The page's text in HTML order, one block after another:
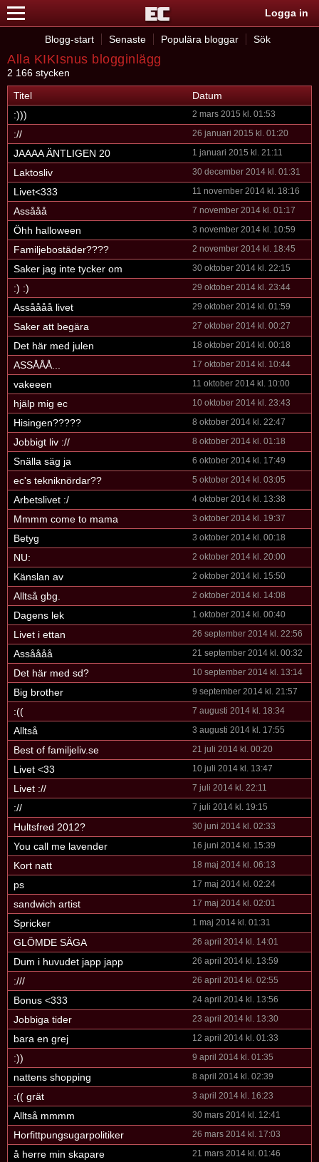
Logga in
Blogg-start Senaste Populära bloggar Sök
Alla KIKIsnus blogginlägg
2 166 stycken
Titel
Datum
:)))
2 mars 2015 kl. 01:53
:// 26 januari 2015 kl. 01:20
JAAAA ÄNTLIGEN 20 1 januari 2015 kl. 21:11
Laktosliv 30 december 2014 kl. 01:31
Livet<333 11 november 2014 kl. 18:16
Assååå 7 november 2014 kl. 01:17
Öhh halloween 3 november 2014 kl. 10:59
Familjebostäder???? 2 november 2014 kl. 18:45
Saker jag inte tycker om 30 oktober 2014 kl. 22:15
:) :) 29 oktober 2014 kl. 23:44
Assåååå livet 29 oktober 2014 kl. 01:59
Saker att begära 27 oktober 2014 kl. 00:27
Det här med julen 18 oktober 2014 kl. 00:18
ASSÅÅÅ... 17 oktober 2014 kl. 10:44
vakeeen 11 oktober 2014 kl. 10:00
hjälp mig ec 10 oktober 2014 kl. 23:43
Hisingen????? 8 oktober 2014 kl. 22:47
Jobbigt liv :// 8 oktober 2014 kl. 01:18
Snälla säg ja 6 oktober 2014 kl. 17:49
ec's tekniknördar?? 5 oktober 2014 kl. 03:05
Arbetslivet :/ 4 oktober 2014 kl. 13:38
Mmmm come to mama 3 oktober 2014 kl. 19:37
Betyg 3 oktober 2014 kl. 00:18
NU: 2 oktober 2014 kl. 20:00
Känslan av 2 oktober 2014 kl. 15:50
Alltså gbg. 2 oktober 2014 kl. 14:08
Dagens lek 1 oktober 2014 kl. 00:40
Livet i ettan 26 september 2014 kl. 22:56
Assåååå 21 september 2014 kl. 00:32
Det här med sd? 10 september 2014 kl. 13:14
Big brother 9 september 2014 kl. 21:57
:(( 7 augusti 2014 kl. 18:34
Alltså 3 augusti 2014 kl. 17:55
Best of familjeliv.se 21 juli 2014 kl. 00:20
Livet <33 10 juli 2014 kl. 13:47
Livet :// 7 juli 2014 kl. 22:11
:// 7 juli 2014 kl. 19:15
Hultsfred 2012? 30 juni 2014 kl. 02:33
You call me lavender 16 juni 2014 kl. 15:39
Kort natt 18 maj 2014 kl. 06:13
ps 17 maj 2014 kl. 02:24
sandwich artist 17 maj 2014 kl. 02:01
Spricker 1 maj 2014 kl. 01:31
GLÖMDE SÄGA 26 april 2014 kl. 14:01
Dum i huvudet japp japp 26 april 2014 kl. 13:59
:/// 26 april 2014 kl. 02:55
Bonus <333 24 april 2014 kl. 13:56
Jobbiga tider 23 april 2014 kl. 13:30
bara en grej 12 april 2014 kl. 01:33
:)) 9 april 2014 kl. 01:35
nattens shopping 8 april 2014 kl. 02:39
:(( grät 3 april 2014 kl. 16:23
Alltså mmmm 30 mars 2014 kl. 12:41
Horfittpungsugarpolitiker 26 mars 2014 kl. 17:03
å herre min skapare 21 mars 2014 kl. 01:46